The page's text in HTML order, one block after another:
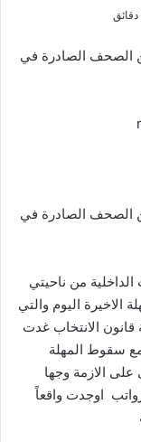
الصحف الصادرة في
الصحف الصادرة في
من ناحيتي
الاخيرة اليوم والتي
الانتخاب غدت
مع سقوط المهلة
على الازمة وجها
اوجدت واقعاً